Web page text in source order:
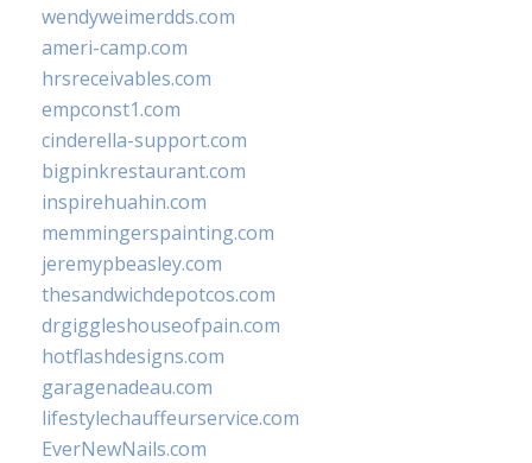
wendyweimerdds.com
ameri-camp.com
hrsreceivables.com
empconst1.com
cinderella-support.com
bigpinkrestaurant.com
inspirehuahin.com
memmingerspainting.com
jeremypbeasley.com
thesandwichdepotcos.com
drgiggleshouseofpain.com
hotflashdesigns.com
garagenadeau.com
lifestylechauffeurservice.com
EverNewNails.com